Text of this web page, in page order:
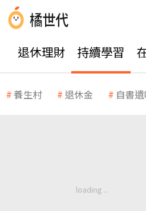
退休理財 持續學習
養生村 退休金 自書